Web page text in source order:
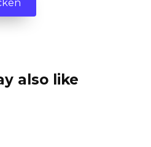
also like